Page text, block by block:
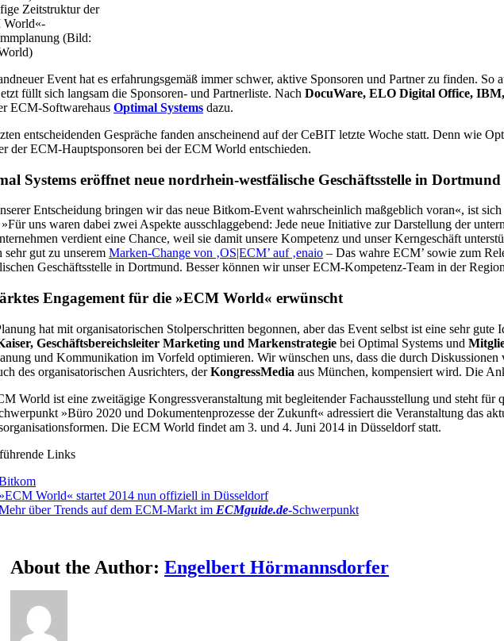
Zeitstruktur der
World«-
(Bild:
Event hat es erfahrungsgemäß immer schwer, aktive Sponsoren und Partner zu finden. So
füllt sich langsam die Sponsoren- und Partnerliste. NachDocuWare, ELO Digital Office,
ECM-SoftwarehausOptimal Systems dazu.
entscheidenden Gespräche fanden anscheinend auf der CeBIT letzte Woche statt. Denn wie
der ECM-Hauptsponsoren bei der ECM World entschieden.
Systems eröffnet neue nordrhein-westfälische Geschäftsstelle in Dortmund
Entscheidung bringen wir das neue Bitkom-Event wahrscheinlich maßgeblich voran«, ist
»Für uns waren dabei zwei Aspekte ausschlaggebend: Jede neue Initiative zur Darstellung der
verdient eine Chance, weil sie damit unsere Kompetenz und unser Kerngeschäft
sehr gut zu unseremMarken-Change von ‚OS|ECM’ auf ‚enaio – Das wahre ECM’ sowie zum
Geschäftsstelle in Dortmund. Besser können wir unser ECM-Kompetenz-Team in der
Engagement für die »ECM World« erwünscht
hat mit organisatorischen Stolperschritten begonnen, aber das Event selbst ist eine sehr
Geschäftsbereichsleiter Marketing und Markenstrategie bei Optimal Systems und
und Kommunikation im Vorfeld optimieren. Wir wünschen uns, dass die durch
des organisatorischen Ausrichters, derKongressMedia aus München, kompensiert wird. Die
World ist eine zweitägige Kongressveranstaltung mit begleitender Fachausstellung und steht
»Büro 2020 und Dokumentenprozesse der Zukunft« adressiert die Veranstaltung das
Die ECM World findet am 3. und 4. Juni 2014 in Düsseldorf statt.
Links
World« startet 2014 nun offiziell in Düsseldorf
über Trends auf dem ECM-Markt im ECMguide.de-Schwerpunkt
About the Author:Engelbert Hörmannsdorfer